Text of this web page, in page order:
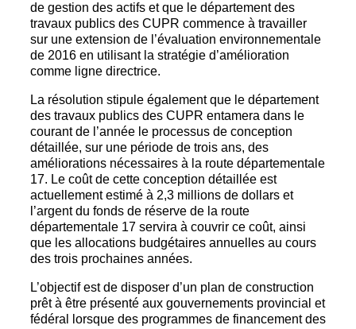
de gestion des actifs et que le département des
travaux publics des CUPR commence à travailler
sur une extension de l’évaluation environnementale
de 2016 en utilisant la stratégie d’amélioration
comme ligne directrice.
La résolution stipule également que le département
des travaux publics des CUPR entamera dans le
courant de l’année le processus de conception
détaillée, sur une période de trois ans, des
améliorations nécessaires à la route départementale
17. Le coût de cette conception détaillée est
actuellement estimé à 2,3 millions de dollars et
l’argent du fonds de réserve de la route
départementale 17 servira à couvrir ce coût, ainsi
que les allocations budgétaires annuelles au cours
des trois prochaines années.
L’objectif est de disposer d’un plan de construction
prêt à être présenté aux gouvernements provincial et
fédéral lorsque des programmes de financement des